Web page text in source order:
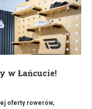
projekt zainicjowany przez
w Łańcucie!
oferty rowerów,